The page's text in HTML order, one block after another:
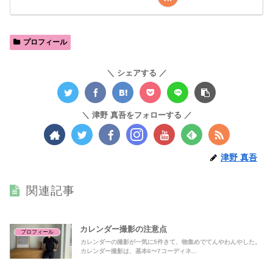
プロフィール
シェアする
津野 真吾をフォローする
津野 真吾
関連記事
プロフィール カレンダー撮影の注意点
カレンダーの撮影が一気に5件きて、物集めでてんやわんやした。
カレンダー撮影は、基本6〜7コーディネ...